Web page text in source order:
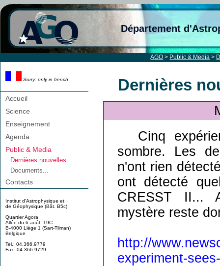
Département
AGO > Public & Media >
Sorry: only in french
Accueil
Science
Enseignement
Agenda
Public & Media
Dernières nouvelles...
Documents...
Contacts
Institut d'Astrophysique et
de Géophysique (Bât. B5c)
Quartier Agora
Allée du 6 août, 19C
B-4000 Liège 1 (Sart-Tilman)
Belgique
Tel.: 04.366.9779
Fax: 04.366.9729
Dernières
Cinq
sombre. Les
n'ont rien
ont détecté
CRESST II...
mystère reste
http://
experiment-